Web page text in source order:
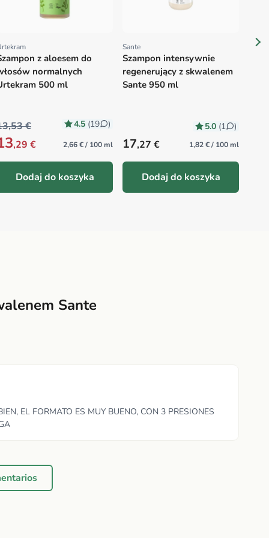
z aloesem do
normalnych
500 ml
4.5 (19 )
€
,29 € 2,66 € / 100 ml
Dodaj do koszyka
Proveedor:
Sante
Szampon intensywnie
regenerujący z skwalenem
Sante 950 ml
5.0 (1 )
Precio habitual
17,27 € 1,82 € / 100 ml
Dodaj do koszyka
Sante
EL FORMATO ES MUY BUENO, CON 3 PRESIONES